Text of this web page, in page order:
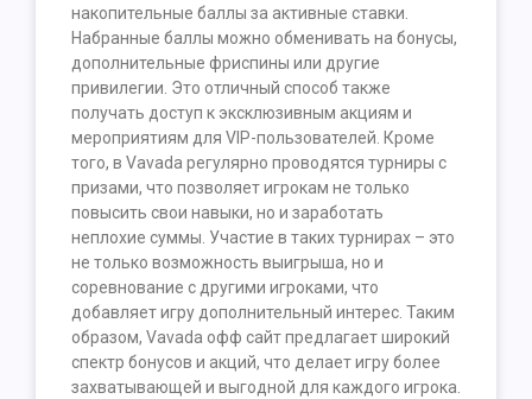
накопительные баллы за активные ставки.
Набранные баллы можно обменивать на бонусы,
дополнительные фриспины или другие
привилегии. Это отличный способ также
получать доступ к эксклюзивным акциям и
мероприятиям для VIP-пользователей. Кроме
того, в Vavada регулярно проводятся турниры с
призами, что позволяет игрокам не только
повысить свои навыки, но и заработать
неплохие суммы. Участие в таких турнирах – это
не только возможность выигрыша, но и
соревнование с другими игроками, что
добавляет игру дополнительный интерес. Таким
образом, Vavada офф сайт предлагает широкий
спектр бонусов и акций, что делает игру более
захватывающей и выгодной для каждого игрока.